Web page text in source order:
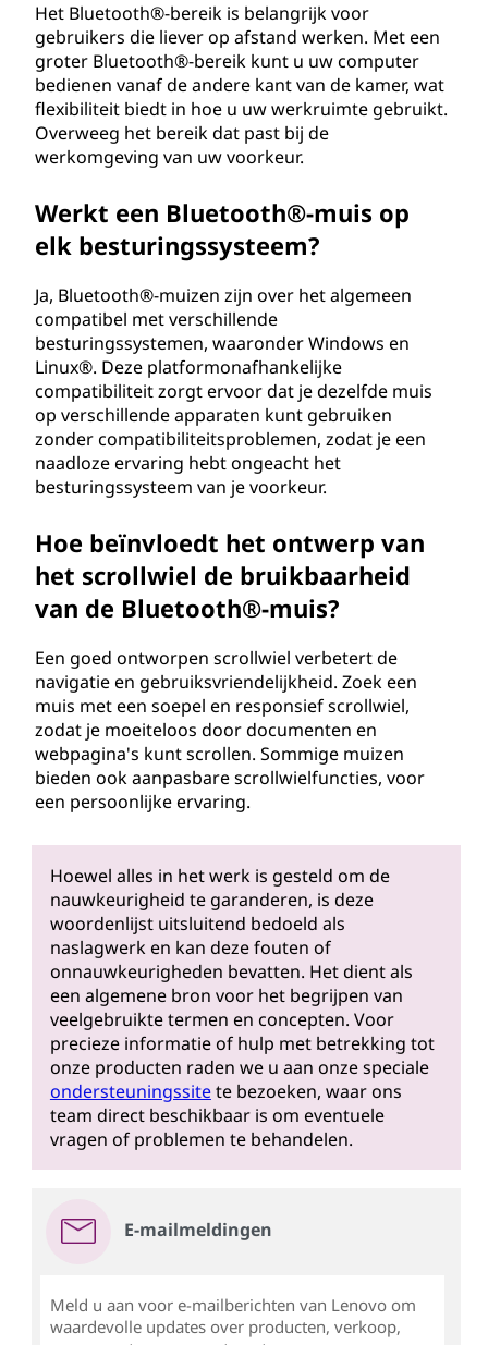
Het Bluetooth®-bereik is belangrijk voor
gebruikers die liever op afstand werken. Met een
groter Bluetooth®-bereik kunt u uw computer
bedienen vanaf de andere kant van de kamer, wat
flexibiliteit biedt in hoe u uw werkruimte gebruikt.
Overweeg het bereik dat past bij de
werkomgeving van uw voorkeur.
Werkt een Bluetooth®-muis op
elk besturingssysteem?
Ja, Bluetooth®-muizen zijn over het algemeen
compatibel met verschillende
besturingssystemen, waaronder Windows en
Linux®. Deze platformonafhankelijke
compatibiliteit zorgt ervoor dat je dezelfde muis
op verschillende apparaten kunt gebruiken
zonder compatibiliteitsproblemen, zodat je een
naadloze ervaring hebt ongeacht het
besturingssysteem van je voorkeur.
Hoe beïnvloedt het ontwerp van
het scrollwiel de bruikbaarheid
van de Bluetooth®-muis?
Een goed ontworpen scrollwiel verbetert de
navigatie en gebruiksvriendelijkheid. Zoek een
muis met een soepel en responsief scrollwiel,
zodat je moeiteloos door documenten en
webpagina's kunt scrollen. Sommige muizen
bieden ook aanpasbare scrollwielfuncties, voor
een persoonlijke ervaring.
Hoewel alles in het werk is gesteld om de
nauwkeurigheid te garanderen, is deze
woordenlijst uitsluitend bedoeld als
naslagwerk en kan deze fouten of
onnauwkeurigheden bevatten. Het dient als
een algemene bron voor het begrijpen van
veelgebruikte termen en concepten. Voor
precieze informatie of hulp met betrekking tot
onze producten raden we u aan onze speciale
ondersteuningssitete bezoeken, waar ons
team direct beschikbaar is om eventuele
vragen of problemen te behandelen.
E-mailmeldingen
Meld u aan voor e-mailberichten van Lenovo om
waardevolle updates over producten, verkoop,